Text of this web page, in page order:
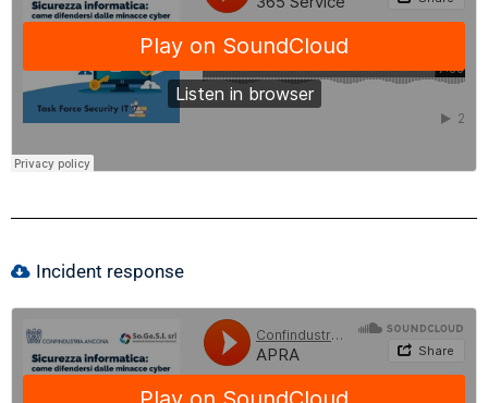
Incident response